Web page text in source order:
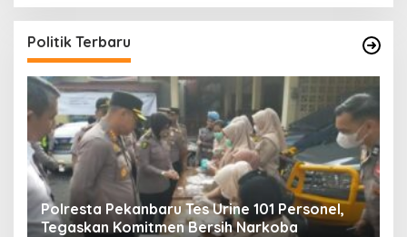
Politik Terbaru
Polresta Pekanbaru Tes Urine 101 Personel,
Tegaskan Komitmen Bersih Narkoba